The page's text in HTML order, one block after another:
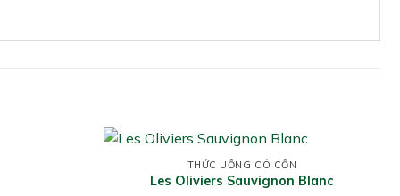
THỨC UỐNG CÓ CỒN
Les Oliviers Sauvignon Blanc